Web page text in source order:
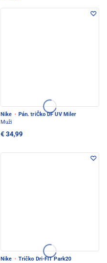
Nike · Pán. triČko DF UV Miler
Muži
€ 34,99
Nike · Tričko Dri-FIT Park20